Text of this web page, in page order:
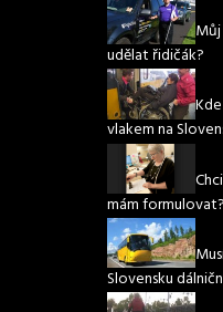
udělat řidičák?
vlakem na
mám formulovat?
Slovensku